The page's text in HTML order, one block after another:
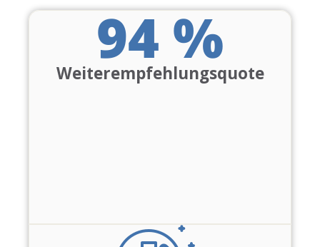
94 %
Weiterempfehlungsquote